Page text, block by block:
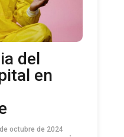
del
en
octubre de 2024